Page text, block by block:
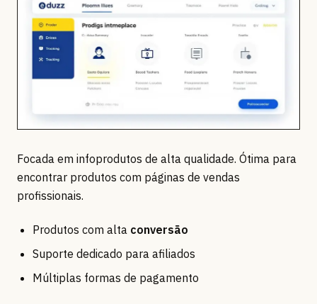
Focada em infoprodutos de alta qualidade. Ótima para
encontrar produtos com páginas de vendas
profissionais.
Produtos com alta conversão
Suporte dedicado para afiliados
Múltiplas formas de pagamento